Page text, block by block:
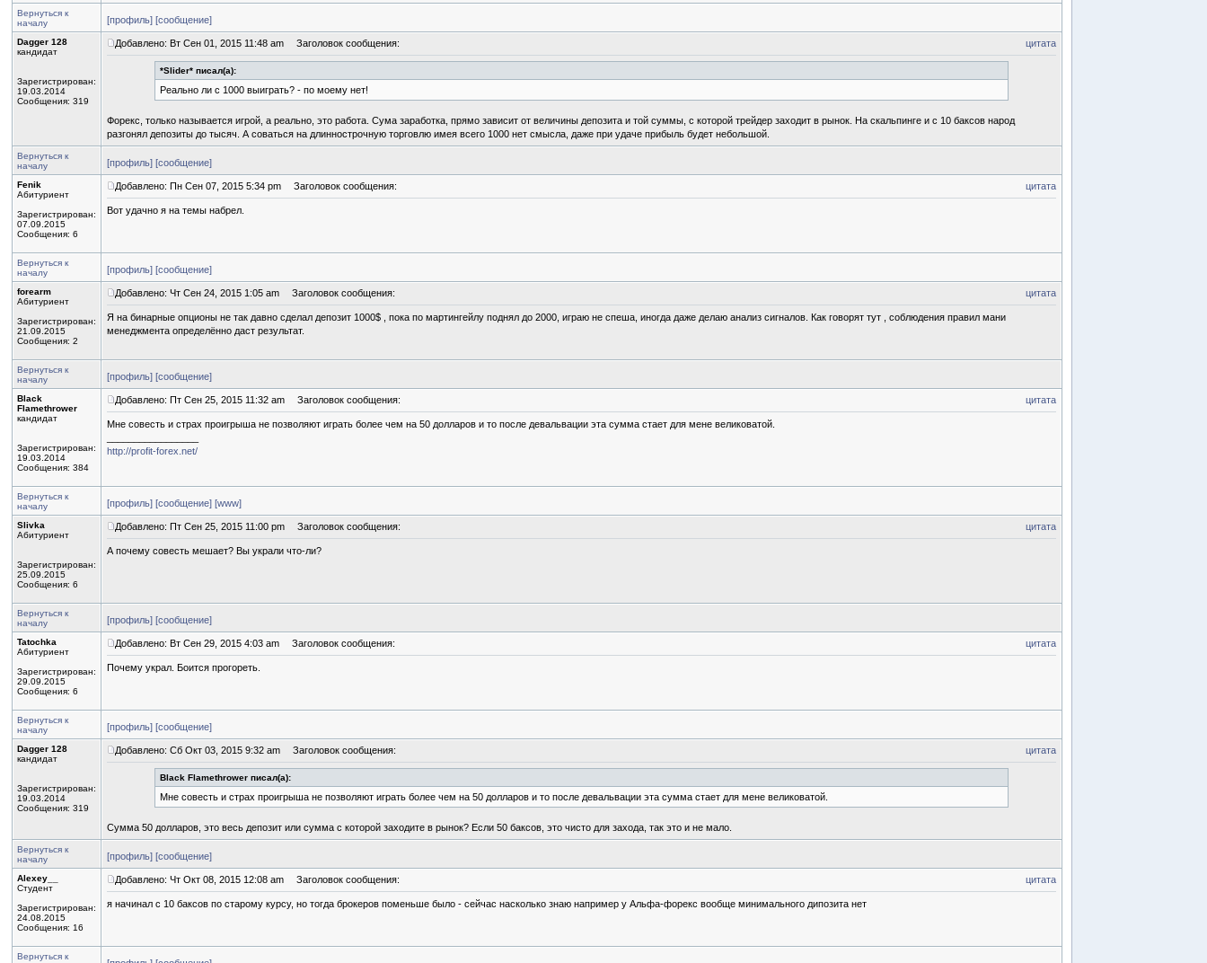
Вернуться к
началу
[профиль] [сообщение]
Dagger 128
кандидат
Зарегистрирован:
19.03.2014
Сообщения: 319
Добавлено: Вт Сен 01, 2015 11:48 am Заголовок сообщения: цитата
*Slider* писал(а):
Реально ли с 1000 выиграть? - по моему нет!
Форекс, только называется игрой, а реально, это работа. Сума заработка, прямо зависит от величины депозита и той суммы, с которой трейдер заходит в рынок. На скальпинге и с 10 баксов народ
разгонял депозиты до тысяч. А соваться на длиннострочную торговлю имея всего 1000 нет смысла, даже при удаче прибыль будет небольшой.
Вернуться к
началу
[профиль] [сообщение]
Fenik
Абитуриент
Зарегистрирован:
07.09.2015
Сообщения: 6
Добавлено: Пн Сен 07, 2015 5:34 pm Заголовок сообщения: цитата
Вот удачно я на темы набрел.
Вернуться к
началу
[профиль] [сообщение]
forearm
Абитуриент
Зарегистрирован:
21.09.2015
Сообщения: 2
Добавлено: Чт Сен 24, 2015 1:05 am Заголовок сообщения: цитата
Я на бинарные опционы не так давно сделал депозит 1000$ , пока по мартингейлу поднял до 2000, играю не спеша, иногда даже делаю анализ сигналов. Как говорят тут , соблюдения правил мани
менеджмента определённо даст результат.
Вернуться к
началу
[профиль] [сообщение]
Black
Flamethrower
кандидат
Зарегистрирован:
19.03.2014
Сообщения: 384
Добавлено: Пт Сен 25, 2015 11:32 am Заголовок сообщения: цитата
Мне совесть и страх проигрыша не позволяют играть более чем на 50 долларов и то после девальвации эта сумма стает для мене великоватой.
http://profit-forex.net/
Вернуться к
началу
[профиль] [сообщение] [www]
Slivka
Абитуриент
Зарегистрирован:
25.09.2015
Сообщения: 6
Добавлено: Пт Сен 25, 2015 11:00 pm Заголовок сообщения: цитата
А почему совесть мешает? Вы украли что-ли?
Вернуться к
началу
[профиль] [сообщение]
Tatochka
Абитуриент
Зарегистрирован:
29.09.2015
Сообщения: 6
Добавлено: Вт Сен 29, 2015 4:03 am Заголовок сообщения: цитата
Почему украл. Боится прогореть.
Вернуться к
началу
[профиль] [сообщение]
Dagger 128
кандидат
Зарегистрирован:
19.03.2014
Сообщения: 319
Добавлено: Сб Окт 03, 2015 9:32 am Заголовок сообщения: цитата
Black Flamethrower писал(а):
Мне совесть и страх проигрыша не позволяют играть более чем на 50 долларов и то после девальвации эта сумма стает для мене великоватой.
Сумма 50 долларов, это весь депозит или сумма с которой заходите в рынок? Если 50 баксов, это чисто для захода, так это и не мало.
Вернуться к
началу
[профиль] [сообщение]
Alexey__
Студент
Зарегистрирован:
24.08.2015
Сообщения: 16
Добавлено: Чт Окт 08, 2015 12:08 am Заголовок сообщения: цитата
я начинал с 10 баксов по старому курсу, но тогда брокеров поменьше было - сейчас насколько знаю например у Альфа-форекс вообще минимального дипозита нет
Вернуться к